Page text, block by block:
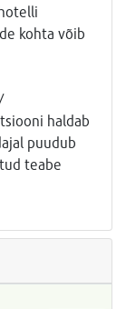
kohta võib
haldab
puudub
teabe